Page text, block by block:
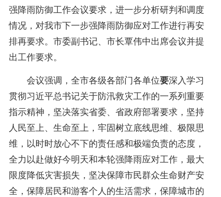
强降雨防御工作会议要求，进一步分析研判和调度
情况，对我市下一步强降雨防御应对工作进行再安
排再要求。市委副书记、市长覃伟中出席会议并提
出工作要求。
会议强调，全市各级各部门各单位要深入学习
贯彻习近平总书记关于防汛救灾工作的一系列重要
指示精神，坚决落实省委、省政府部署要求，坚持
人民至上、生命至上，牢固树立底线思维、极限思
维，以时时放心不下的责任感和极端负责的态度，
全力以赴做好今明天和本轮强降雨应对工作，最大
限度降低灾害损失，坚决保障市民群众生命财产安
全，保障居民和游客个人的生活需求，保障城市的